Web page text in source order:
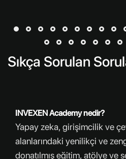
anlamasına, kendi rolüyle
aktif katkı sunmasına
katılımı, yapay zeka
değil, temel uygulama
hedeflerine odaklanırken
sonraki aşamalara bırakır. Bu
endişesi, veri kullanımına
ve öğrenme baskısı gibi
Sıkça Sorulan
INVEXEN Academy nedir?
Yapay zeka, girişimcilik ve
alanlarındaki yenilikçi ve
donatılmış eğitim, atölye ve